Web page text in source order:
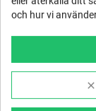
Ångerrätt- 14
& betalning via
och hur vi
clear